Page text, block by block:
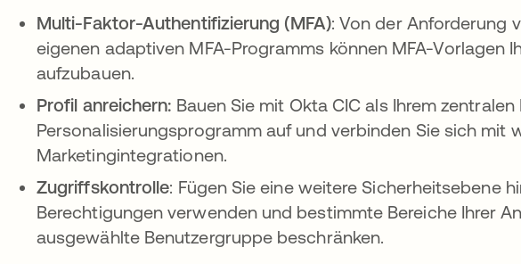
Multi-Faktor-Authentifizierung (MFA): Von der Anforderung
eigenen adaptiven MFA-Programms können MFA-Vorlagen
aufzubauen.
Profil anreichern: Bauen Sie mit Okta CIC als Ihrem
Personalisierungsprogramm auf und verbinden Sie sich mit
Marketingintegrationen.
Zugriffskontrolle: Fügen Sie eine weitere Sicherheitsebene
Berechtigungen verwenden und bestimmte Bereiche Ihrer
ausgewählte Benutzergruppe beschränken.